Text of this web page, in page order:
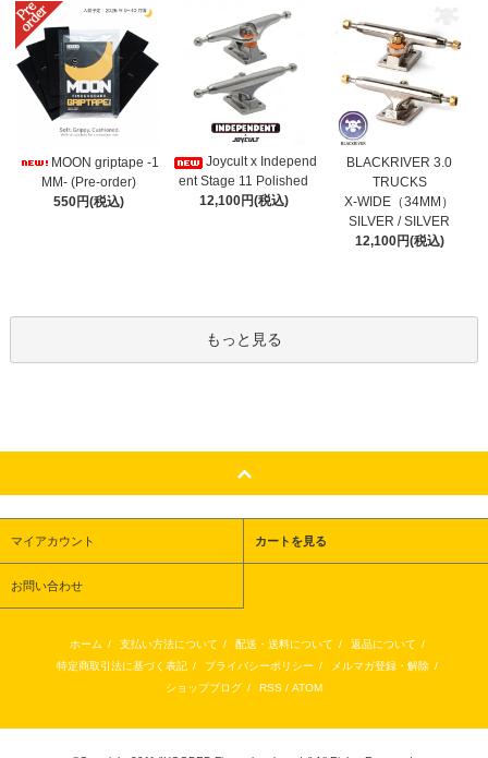
MOON griptape -1
MM- (Pre-order)
550円(税込)
Joycult x Independ
ent Stage 11 Polished
12,100円(税込)
BLACKRIVER 3.0
TRUCKS
X-WIDE（34MM）
SILVER / SILVER
12,100円(税込)
もっと見る
マイアカウント カートを見る
お問い合わせ
ホーム / 支払い方法について / 配送・送料について / 返品について /
特定商取引法に基づく表記 / プライバシーポリシー / メルマガ登録・解除 /
ショップブログ / RSS / ATOM